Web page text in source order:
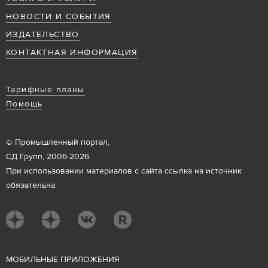
НОВОСТИ И СОБЫТИЯ
ИЗДАТЕЛЬСТВО
КОНТАКТНАЯ ИНФОРМАЦИЯ
Тарифные планы
Помощь
© Промышленный портал,
СД Групп, 2006-2026.
При использовании материалов с сайта ссылка на источник
обязательна.
МОБИЛЬНЫЕ ПРИЛОЖЕНИЯ